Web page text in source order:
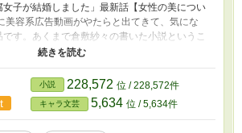
女子が結婚しました」最新話【女性の美につい
容系広告動画がやたらと出てきて、気にな
です。あくまで倉敷紗々の書いた小説というこ
独断と偏見に満ちていてもご容赦ください。
ョンです。
小説 228,572 位 / 228,572件
キャラ文芸 5,634 位 / 5,634件